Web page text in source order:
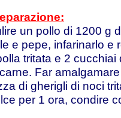
un pollo di 1200 g
e pepe, infarinarlo e
tritata e 2
Far
di gherigli di noci
per 1 ora, condire